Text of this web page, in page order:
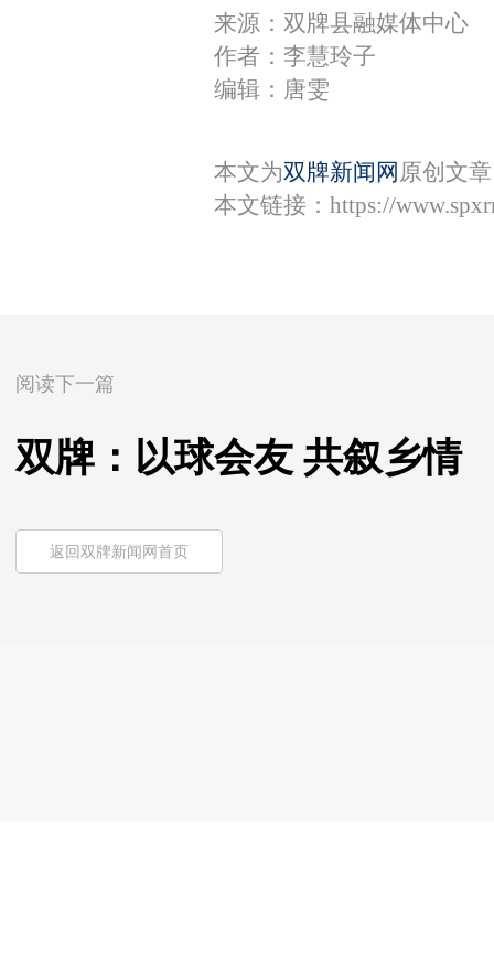
来源：双牌县融媒体中心
作者：李慧玲子
编辑：唐雯
本文为双牌新闻网 原创文
本文链接： https://
阅读下一篇
双牌：以球会友 共叙乡情
返回双牌新闻网首页